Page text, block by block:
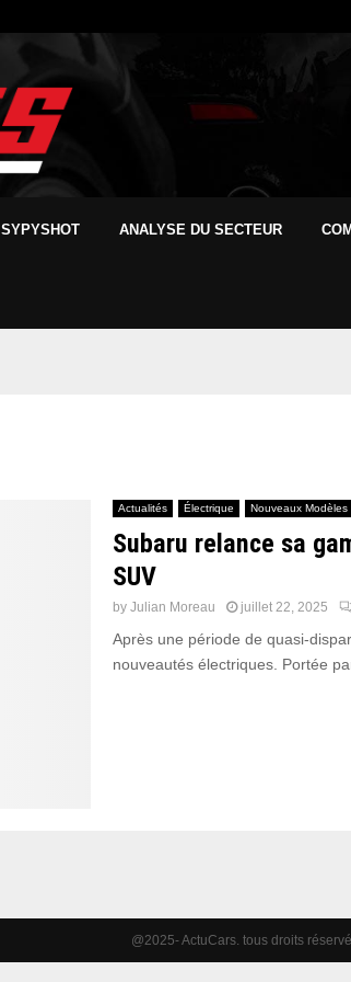
SYPYSHOT ANALYSE DU SECTEUR
Actualités Électrique Nouveaux Modèles
Subaru relance sa
SUV
by Julian Moreau juillet 22, 2025
Après une période de quasi-
nouveautés électriques. Portée
@2025- ActuCars. tous droits